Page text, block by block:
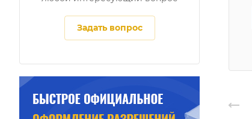
Задать вопрос